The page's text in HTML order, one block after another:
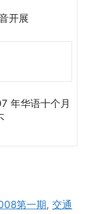
开展
年华语十个月
第一期,交通